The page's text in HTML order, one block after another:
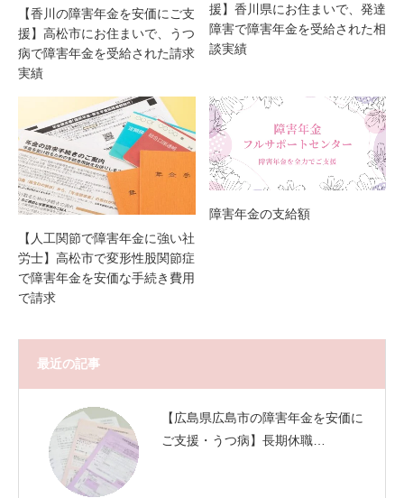
【香川の障害年金を安価にご支
援】高松市にお住まいで、うつ
病で障害年金を受給された請求
実績
援】香川県にお住まいで、発達
障害で障害年金を受給された相
談実績
【人工関節で障害年金に強い社
労士】高松市で変形性股関節症
で障害年金を安価な手続き費用
で請求
障害年金の支給額
最近の記事
【広島県広島市の障害年金を安価に
ご支援・うつ病】長期休職…